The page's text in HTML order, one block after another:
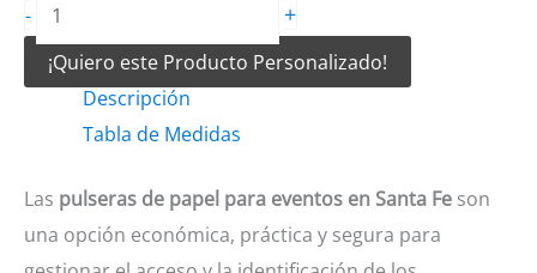
-
de
papel
eventos
Santa
+
¡Quiero este Producto Personalizado!
Descripción
Tabla de Medidas
Las pulseras de papel para eventos en Santa Fe son
una opción económica, práctica y segura para